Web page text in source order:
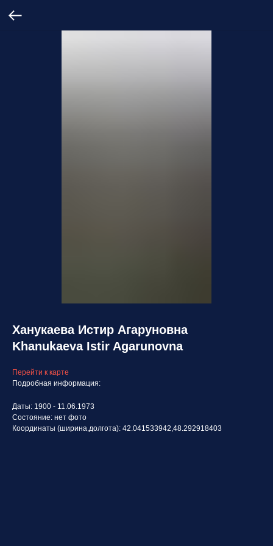
Ханукаева Истир Агаруновна
Khanukaeva Istir Agarunovna
Перейти к карте
Подробная информация:
Даты: 1900 - 11.06.1973
Состояние: нет фото
Координаты (ширина,долгота): 42.041533942,48.292918403